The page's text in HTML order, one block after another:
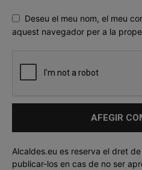
Deseu el meu nom, el meu
aquest navegador per a la
Alcaldes.eu es reserva el dret
publicar-los en cas de no ser